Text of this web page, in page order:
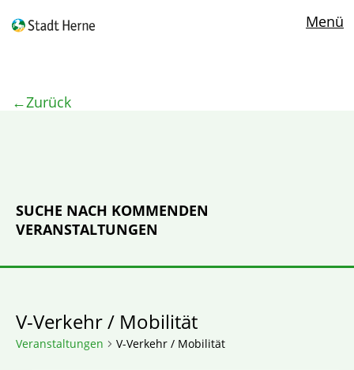
Zurück
Menü
SUCHE NACH KOMMENDEN
VERANSTALTUNGEN
V-Verkehr / Mobilität
Veranstaltungen V-Verkehr / Mobilität